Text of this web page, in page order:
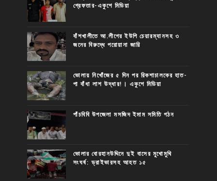
গ্রেফতার-একুশে মিডিয়া
বাঁশখালীতে আ.লীগের ইউপি চেয়ারম্যানসহ ৩
জনের বিরুদ্ধে পরোয়ানা জারি
ভোলায় নিখোঁজের ৫ দিন পর রিকশাচালকের হাত-
পা বাঁধা লাশ উদ্ধার!। একুশে মিডিয়া
পাঁচবিবি উপজেলা মসজিদ ইমাম সমিতি গঠন
ভোলার বোরহানউদ্দিনে দুই বাসের মুখোমুখি
সংঘর্ষ: ড্রাইভারসহ আহত ১৫